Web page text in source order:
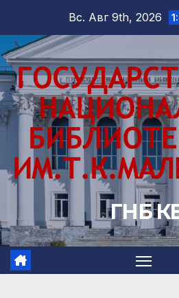
содержимому
Вс. Авг 9th, 2026
ГНБ